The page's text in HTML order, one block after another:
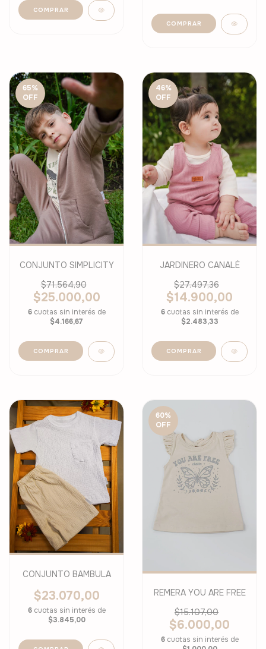
COMPRAR
COMPRAR
65%
OFF
CONJUNTO SIMPLICITY
$71.564,90
$25.000,00
6 cuotas sin interés de
$4.166,67
COMPRAR
46%
OFF
JARDINERO CANALÉ
$27.497,36
$14.900,00
6 cuotas sin interés de
$2.483,33
COMPRAR
CONJUNTO BAMBULA
$23.070,00
6 cuotas sin interés de
$3.845,00
60%
OFF
REMERA YOU ARE FREE
$15.107,00
$6.000,00
6 cuotas sin interés de